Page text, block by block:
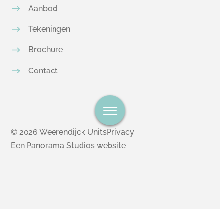
Aanbod
Tekeningen
Brochure
Contact
© 2026 Weerendijck UnitsPrivacy
Een Panorama Studios website